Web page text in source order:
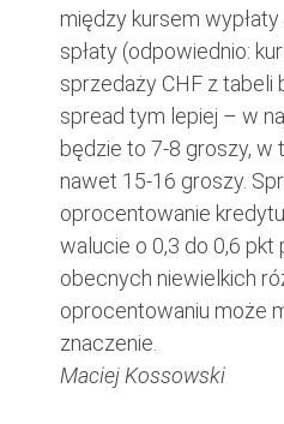
między kursem
spłaty (odpowiednio:
sprzedaży CHF z tabeli
spread tym lepiej – w
będzie to 7-8 groszy, w
nawet 15-16 groszy.
oprocentowanie
walucie o 0,3 do 0,6 pkt
obecnych niewielkich
oprocentowaniu może
znaczenie.
Maciej Kossowski